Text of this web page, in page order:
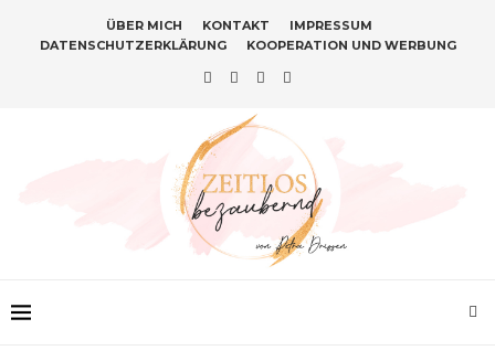
ÜBER MICH KONTAKT
IMPRESSUM
DATENSCHUTZERKLÄRUNG
KOOPERATION UND WERBUNG